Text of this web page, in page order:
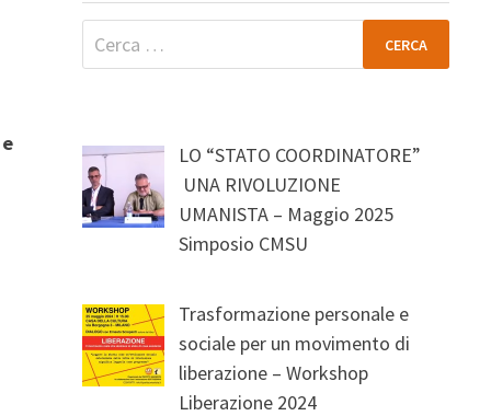
e
Ricerca
per:
LO “STATO COORDINATORE”
UNA RIVOLUZIONE
UMANISTA – Maggio 2025
Simposio CMSU
Trasformazione personale e
sociale per un movimento di
liberazione – Workshop
Liberazione 2024